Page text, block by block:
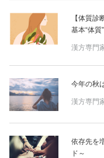
【体質
基本“体質
漢方専門
今年の秋
漢方専門
依存先を
ド～